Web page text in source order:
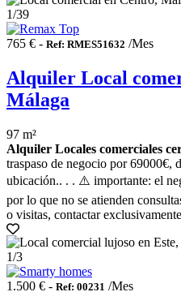
1/39
765 € - Ref: RMES51632 /Mes
Alquiler Local
Málaga
97 m²
Alquiler Locales comerciales
traspaso de negocio por 69000€,
ubicación.. . . ⚠️ importante: el
por lo que no se atienden
o visitas, contactar
1/3
1.500 € - Ref: 00231 /Mes